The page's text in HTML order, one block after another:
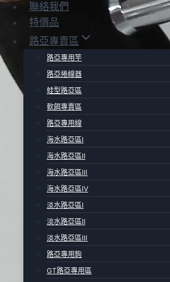
聯絡我們
特價品
路亞專賣區
路亞專用竿
路亞捲線器
蛙型路亞區
軟餌專賣區
路亞專用線
海水路亞區Ⅰ
海水路亞區Ⅱ
海水路亞區Ⅲ
海水路亞區Ⅳ
淡水路亞區Ⅰ
淡水路亞區Ⅱ
淡水路亞區Ⅲ
路亞專用鉤
GT路亞專用區